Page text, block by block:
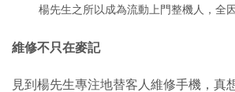
楊先生之所以成為流動上門整機人，全
維修不只在麥記
見到楊先生專注地替客人維修手機，真